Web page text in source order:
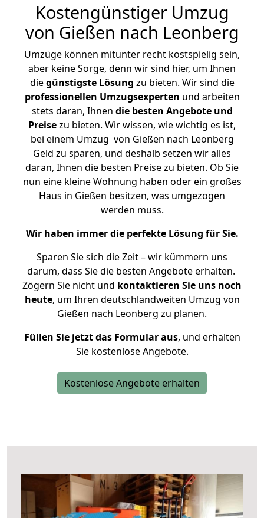
Kostengünstiger Umzug
von Gießen nach Leonberg
Umzüge können mitunter recht kostspielig sein,
aber keine Sorge, denn wir sind hier, um Ihnen
diegünstigste Lösung zu bieten. Wir sind die
professionellen Umzugsexperten und arbeiten
stets daran, Ihnen die besten Angebote und
Preisezu bieten. Wir wissen, wie wichtig es ist,
bei einem Umzug von Gießen nach Leonberg
Geld zu sparen, und deshalb setzen wir alles
daran, Ihnen die besten Preise zu bieten. Ob Sie
nun eine kleine Wohnung haben oder ein großes
Haus in Gießen besitzen, was umgezogen
werden muss.
Wir haben immer die perfekte Lösung für Sie.
Sparen Sie sich die Zeit – wir kümmern uns
darum, dass Sie die besten Angebote erhalten.
Zögern Sie nicht und kontaktieren Sie uns noch
heute, um Ihren deutschlandweiten Umzug von
Gießen nach Leonberg zu planen.
Füllen Sie jetzt das Formular aus, und erhalten
Sie kostenlose Angebote.
Kostenlose Angebote erhalten